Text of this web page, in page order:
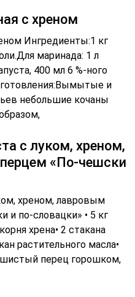
с хреном
Ингредиенты:1 кг
маринада: 1 л
400 мл 6 %-ного
и
небольшие кочаны
с луком, хреном,
«По-чешски
хреном, лавровым
и по-словацки» • 5 кг
хрена• 2 стакана
растительного масла•
перец горошком,